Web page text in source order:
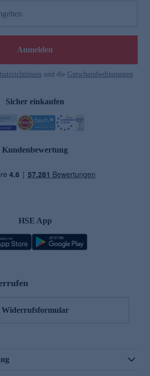
Anmelden
und die Gutscheinbedingungen
Sicher einkaufen
Kundenbewertung
HSE App
Widerrufsformular